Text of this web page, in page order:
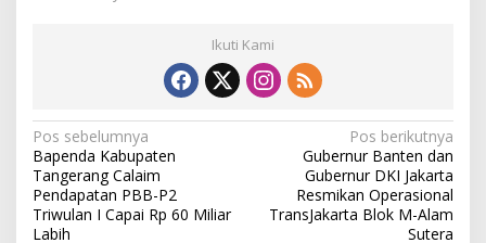
Ikuti Kami
N
a
v
i
Pos sebelumnya
Bapenda Kabupaten
Tangerang Calaim
Pendapatan PBB-P2
Triwulan I Capai Rp 60 Miliar
Labih
Pos berikutnya
Gubernur Banten dan
Gubernur DKI Jakarta
Resmikan Operasional
TransJakarta Blok M-Alam
Sutera